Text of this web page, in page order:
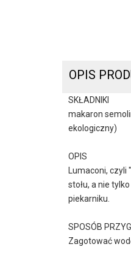
OPIS
SKŁADNIKI
makaron
ekologiczny)
OPIS
Lumaconi,
stołu, a nie
piekarniku.
SPOSÓB
Zagotować